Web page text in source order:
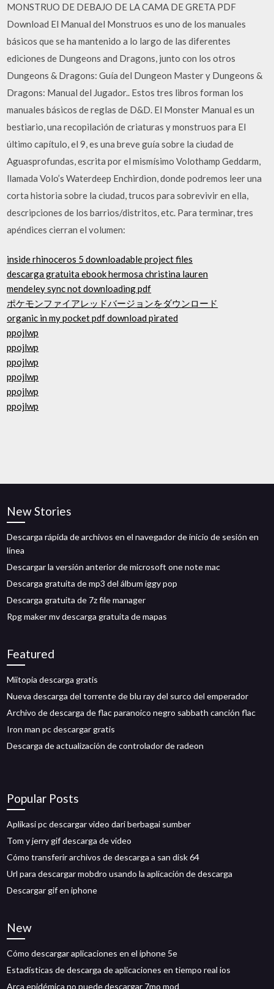
MONSTRUO DE DEBAJO DE LA CAMA DE GRETA PDF
Download El Manual del Monstruos es uno de los manuales
básicos que se ha mantenido a lo largo de las diferentes
ediciones de Dungeons and Dragons, junto con los otros
Dungeons & Dragons: Guía del Dungeon Master y Dungeons &
Dragons: Manual del Jugador.. Estos tres libros forman los
manuales básicos de reglas de D&D. El Monster Manual es un
bestiario, una recopilación de criaturas y monstruos para El
último capítulo, el 9, es una breve guía sobre la ciudad de
Aguasprofundas, escrita por el mismísimo Volothamp Geddarm,
llamada Volo’s Waterdeep Enchirdion, donde podremos leer una
corta historia sobre la ciudad, trucos para sobrevivir en ella,
descripciones de los barrios/distritos, etc. Para terminar, tres
apéndices cierran el volumen:
inside rhinoceros 5 downloadable project files
descarga gratuita ebook hermosa christina lauren
mendeley sync not downloading pdf
ポケモンファイアレッドバージョンをダウンロード
organic in my pocket pdf download pirated
ppojlwp
ppojlwp
ppojlwp
ppojlwp
ppojlwp
ppojlwp
New Stories
Descarga rápida de archivos en el navegador de inicio de sesión en
línea
Descargar la versión anterior de microsoft one note mac
Descarga gratuita de mp3 del álbum iggy pop
Descarga gratuita de 7z file manager
Rpg maker mv descarga gratuita de mapas
Featured
Miitopia descarga gratis
Nueva descarga del torrente de blu ray del surco del emperador
Archivo de descarga de flac paranoico negro sabbath canción flac
Iron man pc descargar gratis
Descarga de actualización de controlador de radeon
Popular Posts
Aplikasi pc descargar video dari berbagai sumber
Tom y jerry gif descarga de video
Cómo transferir archivos de descarga a san disk 64
Url para descargar mobdro usando la aplicación de descarga
Descargar gif en iphone
New
Cómo descargar aplicaciones en el iphone 5e
Estadísticas de descarga de aplicaciones en tiempo real ios
Arca epidémica no puede descargar 7mo mod